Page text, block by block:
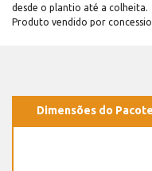
desde o plantio até a colheita.
Produto vendido por
Dimensões do Pacote